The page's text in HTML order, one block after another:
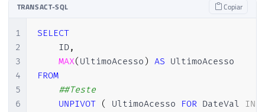
TRANSACT-SQL Copiar
1
2
3
4
5
6
SELECT
    ID
,
MAX( UltimoAcesso ) AS
FROM
##Teste
UNPIVOT
( UltimoAcesso FOR DateVal IN